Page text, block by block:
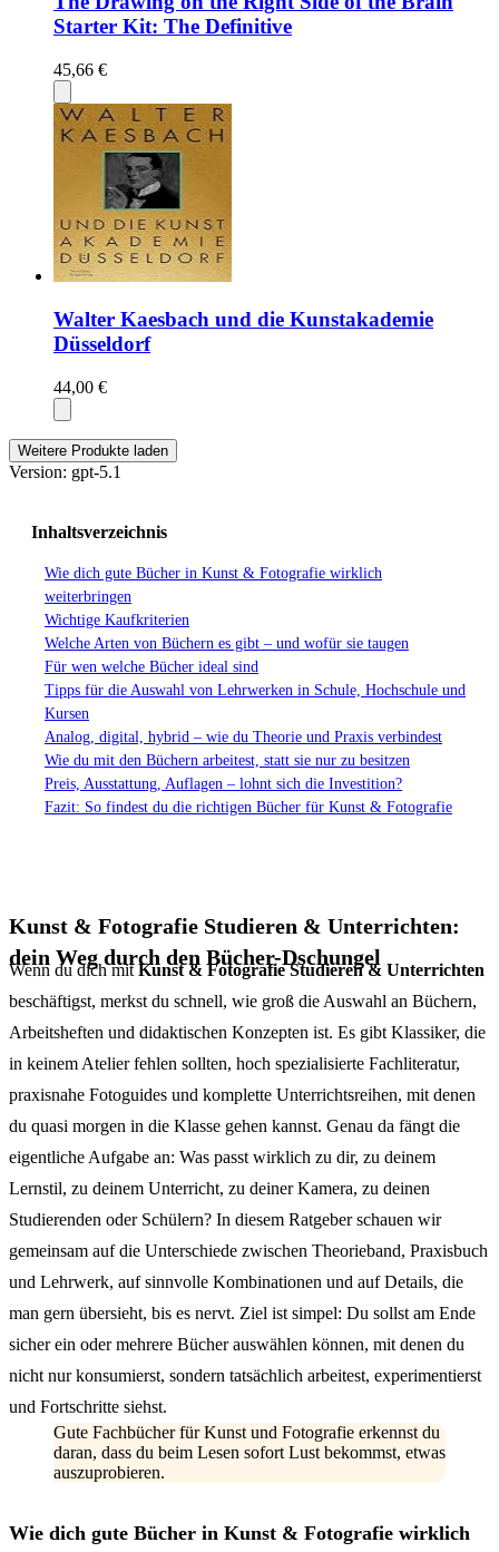
Starter Kit: The Definitive
45,66 €
Walter Kaesbach und die Kunstakademie
Düsseldorf
44,00 €
Weitere Produkte laden
Version: gpt-5.1
Kunst & Fotografie Studieren & Unterrichten:
dein Weg durch den Bücher-Dschungel
Wenn du dich mitKunst & Fotografie Studieren & Unterrichten
beschäftigst, merkst du schnell, wie groß die Auswahl an Büchern,
Arbeitsheften und didaktischen Konzepten ist. Es gibt Klassiker, die
in keinem Atelier fehlen sollten, hoch spezialisierte Fachliteratur,
praxisnahe Fotoguides und komplette Unterrichtsreihen, mit denen
du quasi morgen in die Klasse gehen kannst. Genau da fängt die
eigentliche Aufgabe an: Was passt wirklich zu dir, zu deinem
Lernstil, zu deinem Unterricht, zu deiner Kamera, zu deinen
Studierenden oder Schülern? In diesem Ratgeber schauen wir
gemeinsam auf die Unterschiede zwischen Theorieband, Praxisbuch
und Lehrwerk, auf sinnvolle Kombinationen und auf Details, die
man gern übersieht, bis es nervt. Ziel ist simpel: Du sollst am Ende
sicher ein oder mehrere Bücher auswählen können, mit denen du
nicht nur konsumierst, sondern tatsächlich arbeitest, experimentierst
und Fortschritte siehst.
Gute Fachbücher für Kunst und Fotografie erkennst du
daran, dass du beim Lesen sofort Lust bekommst, etwas
auszuprobieren.
Wie dich gute Bücher in Kunst & Fotografie wirklich
Inhaltsverzeichnis
Wie dich gute Bücher in Kunst & Fotografie wirklich
weiterbringen
Wichtige Kaufkriterien
Welche Arten von Büchern es gibt – und wofür sie taugen
Für wen welche Bücher ideal sind
Tipps für die Auswahl von Lehrwerken in Schule, Hochschule und
Kursen
Analog, digital, hybrid – wie du Theorie und Praxis verbindest
Wie du mit den Büchern arbeitest, statt sie nur zu besitzen
Preis, Ausstattung, Auflagen – lohnt sich die Investition?
Fazit: So findest du die richtigen Bücher für Kunst & Fotografie